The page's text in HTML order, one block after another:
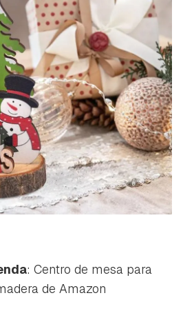
: Centro de mesa para
de Amazon